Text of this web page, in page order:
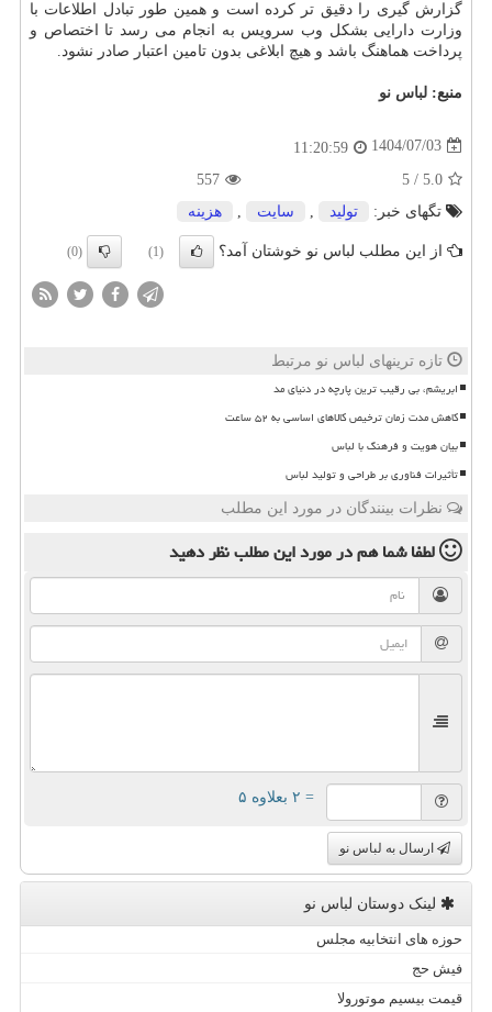
گزارش گیری را دقیق تر کرده است و همین طور تبادل اطلاعات با
وزارت دارایی بشکل وب سرویس به انجام می رسد تا اختصاص و
پرداخت هماهنگ باشد و هیچ ابلاغی بدون تامین اعتبار صادر نشود.
منبع: لباس نو
1404/07/03
11:20:59
5.0
/
5
557
تگهای خبر:
تولید سایت هزینه
از این مطلب لباس نو خوشتان آمد؟ (1)
(0)
تازه ترینهای لباس نو مرتبط
ابریشم، بی رقیب ترین پارچه در دنیای مد
کاهش مدت زمان ترخیص کالاهای اساسی به ۵۲ ساعت
بیان هویت و فرهنگ با لباس
تأثیرات فناوری بر طراحی و تولید لباس
نظرات بینندگان در مورد این مطلب
لطفا شما همدر مورد این مطلبنظر دهید
= ۲ بعلاوه ۵
ارسال به لباس نو
لینک دوستان لباس نو
حوزه های انتخابیه مجلس
فیش حج
قیمت بیسیم موتورولا